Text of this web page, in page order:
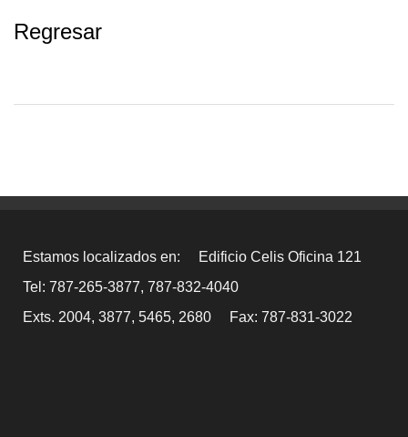
Regresar
Estamos localizados en:
Edificio Celis Oficina 121
Tel: 787-265-3877, 787-832-4040
Exts. 2004, 3877, 5465, 2680
Fax: 787-831-3022